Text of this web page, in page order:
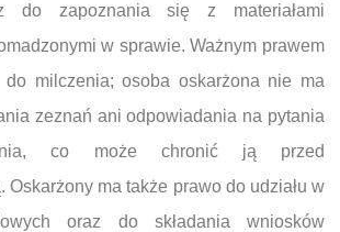
do zapoznania się z materiałami
w sprawie. Ważnym prawem
milczenia; osoba oskarżona nie ma
zeznań ani odpowiadania na pytania
co może chronić ją przed
Oskarżony ma także prawo do udziału w
oraz do składania wniosków